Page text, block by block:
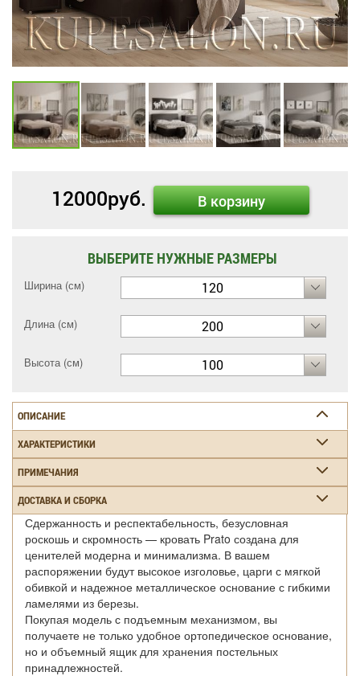
12000руб. В корзину
ВЫБЕРИТЕ НУЖНЫЕ РАЗМЕРЫ
Ширина (см) 120
Длина (см) 200
Высота (см) 100
ОПИСАНИЕ
ХАРАКТЕРИСТИКИ
ПРИМЕЧАНИЯ
ДОСТАВКА И СБОРКА
Сдержанность и респектабельность, безусловная
роскошь и скромность — кровать Prato создана для
ценителей модерна и минимализма. В вашем
распоряжении будут высокое изголовье, царги с мягкой
обивкой и надежное металлическое основание с гибкими
ламелями из березы.
Покупая модель с подъемным механизмом, вы
получаете не только удобное ортопедическое основание,
но и объемный ящик для хранения постельных
принадлежностей.